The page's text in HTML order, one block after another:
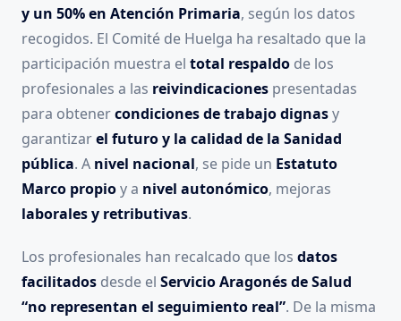
y un 50% en Atención Primaria, según los datos
recogidos. El Comité de Huelga ha resaltado que la
participación muestra el total respaldo de los
profesionales a las reivindicaciones presentadas
para obtenercondiciones de trabajo dignasy
garantizarel futuro y la calidad de la Sanidad
pública. A nivel nacional, se pide un Estatuto
Marco propioy a nivel autonómico, mejoras
laborales y retributivas.
Los profesionales han recalcado que los datos
facilitados desde el Servicio Aragonés de Salud
“no representan el seguimiento real”. De la misma